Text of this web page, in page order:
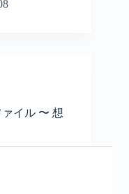
イル 〜 想